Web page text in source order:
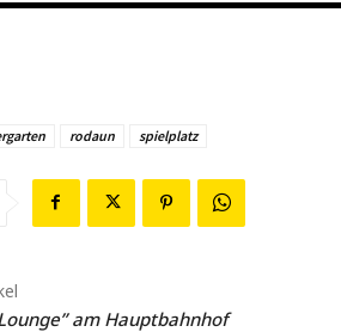
rodaun spielplatz
am Hauptbahnhof